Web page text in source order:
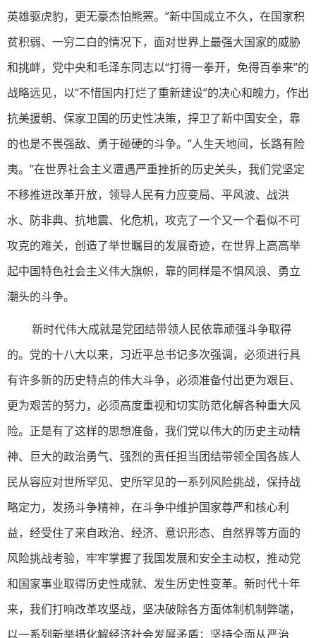
英雄驱虎豹，更无豪杰怕熊罴。”新中国成立不久，在国家积
贫积弱、一穷二白的情况下，面对世界上最强大国家的威胁
和挑衅，党中央和毛泽东同志以“打得一拳开，免得百拳来”的
战略远见，以“不惜国内打烂了重新建设”的决心和魄力，作出
抗美援朝、保家卫国的历史性决策，捍卫了新中国安全，靠
的也是不畏强敌、勇于碰硬的斗争。“人生天地间，长路有险
夷。”在世界社会主义遭遇严重挫折的历史关头，我们党坚定
不移推进改革开放，领导人民有力应变局、平风波、战洪
水、防非典、抗地震、化危机，攻克了一个又一个看似不可
攻克的难关，创造了举世瞩目的发展奇迹，在世界上高高举
起中国特色社会主义伟大旗帜，靠的同样是不惧风浪、勇立
潮头的斗争。
新时代伟大成就是党团结带领人民依靠顽强斗争取得
的。党的十八大以来，习近平总书记多次强调，必须进行具
有许多新的历史特点的伟大斗争，必须准备付出更为艰巨、
更为艰苦的努力，必须高度重视和切实防范化解各种重大风
险。正是有了这样的思想准备，我们党以伟大的历史主动精
神、巨大的政治勇气、强烈的责任担当团结带领全国各族人
民从容应对世所罕见、史所罕见的一系列风险挑战，保持战
略定力，发扬斗争精神，在斗争中维护国家尊严和核心利
益，经受住了来自政治、经济、意识形态、自然界等方面的
风险挑战考验，牢牢掌握了我国发展和安全主动权，推动党
和国家事业取得历史性成就、发生历史性变革。新时代十年
来，我们打响改革攻坚战，坚决破除各方面体制机制弊端，
以一系列新举措化解经济社会发展矛盾；坚持全面从严治